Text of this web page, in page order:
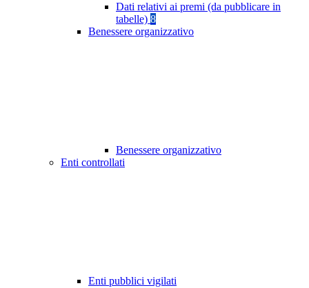
Dati relativi ai premi (da pubblicare in
tabelle) 8
Benessere organizzativo
Benessere organizzativo
Enti controllati
Enti pubblici vigilati